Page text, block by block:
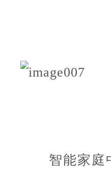
智能家庭中